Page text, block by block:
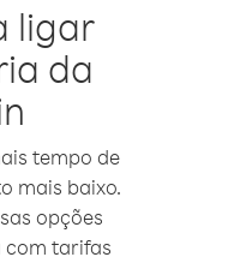
ligar
da
tempo de
mais baixo.
opções
com tarifas